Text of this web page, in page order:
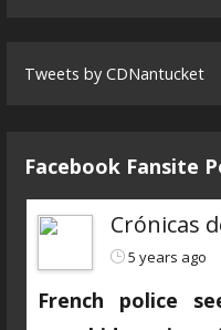
Tweets by CDNantucket
Facebook Fansite
Crónicas
5 years ago
French police